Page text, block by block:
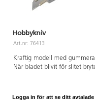
Hobbykniv
Art.nr: 76413
Kraftig modell med
När bladet blivit för slitet
Knivbladets bredd: 1,8 cm.
Logga in för att se ditt